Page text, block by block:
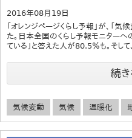
2016年08月19日
「オレンジページくらし予報」が、「
た。日本全国のくらし予報モニターへ
ている」と答えた人が80.5％も。そして
続
気候変動 気候 温暖化